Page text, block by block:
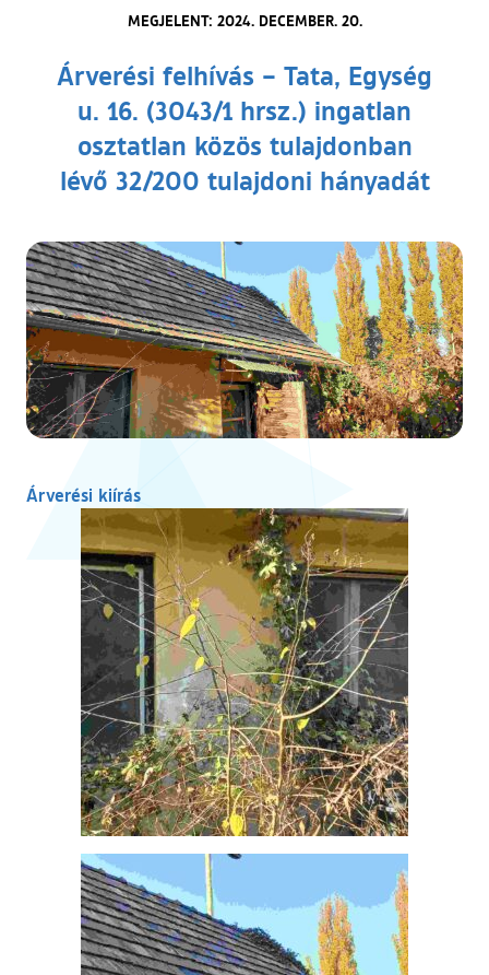
MEGJELENT: 2024. DECEMBER. 20.
Árverési felhívás – Tata, Egység
u. 16. (3043/1 hrsz.) ingatlan
osztatlan közös tulajdonban
lévő 32/200 tulajdoni hányadát
Árverési kiírás
Ugrás a galéria utánra